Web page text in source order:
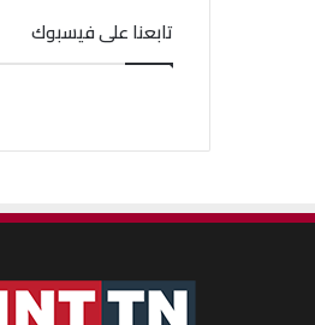
تابعنا على فيسبوك